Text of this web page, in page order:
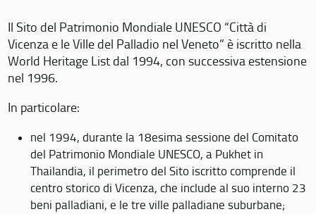
Il Sito del Patrimonio Mondiale UNESCO “Città di
Vicenza e le Ville del Palladio nel Veneto” è iscritto nella
World Heritage List dal 1994, con successiva estensione
nel 1996.
In particolare:
nel 1994, durante la 18esima sessione del Comitato
del Patrimonio Mondiale UNESCO, a Pukhet in
Thailandia, il perimetro del Sito iscritto comprende il
centro storico di Vicenza, che include al suo interno 23
beni palladiani, e le tre ville palladiane suburbane;